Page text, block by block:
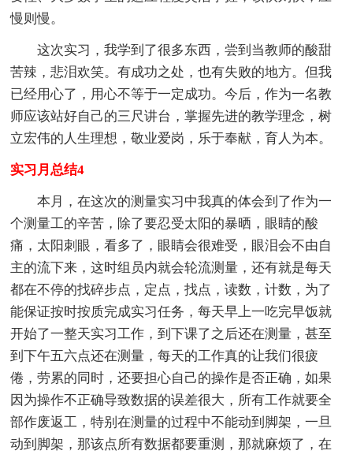
慢则慢。
这次实习，我学到了很多东西，尝到当教师的酸甜
苦辣，悲泪欢笑。有成功之处，也有失败的地方。但我
已经用心了，用心不等于一定成功。今后，作为一名教
师应该站好自己的三尺讲台，掌握先进的教学理念，树
立宏伟的人生理想，敬业爱岗，乐于奉献，育人为本。
实习月总结4
本月，在这次的测量实习中我真的体会到了作为一
个测量工的辛苦，除了要忍受太阳的暴晒，眼睛的酸
痛，太阳刺眼，看多了，眼睛会很难受，眼泪会不由自
主的流下来，这时组员内就会轮流测量，还有就是每天
都在不停的找碎步点，定点，找点，读数，计数，为了
能保证按时按质完成实习任务，每天早上一吃完早饭就
开始了一整天实习工作，到下课了之后还在测量，甚至
到下午五六点还在测量，每天的工作真的让我们很疲
倦，劳累的同时，还要担心自己的操作是否正确，如果
因为操作不正确导致数据的误差很大，所有工作就要全
部作废返工，特别在测量的过程中不能动到脚架，一旦
动到脚架，那该点所有数据都要重测，那就麻烦了，在